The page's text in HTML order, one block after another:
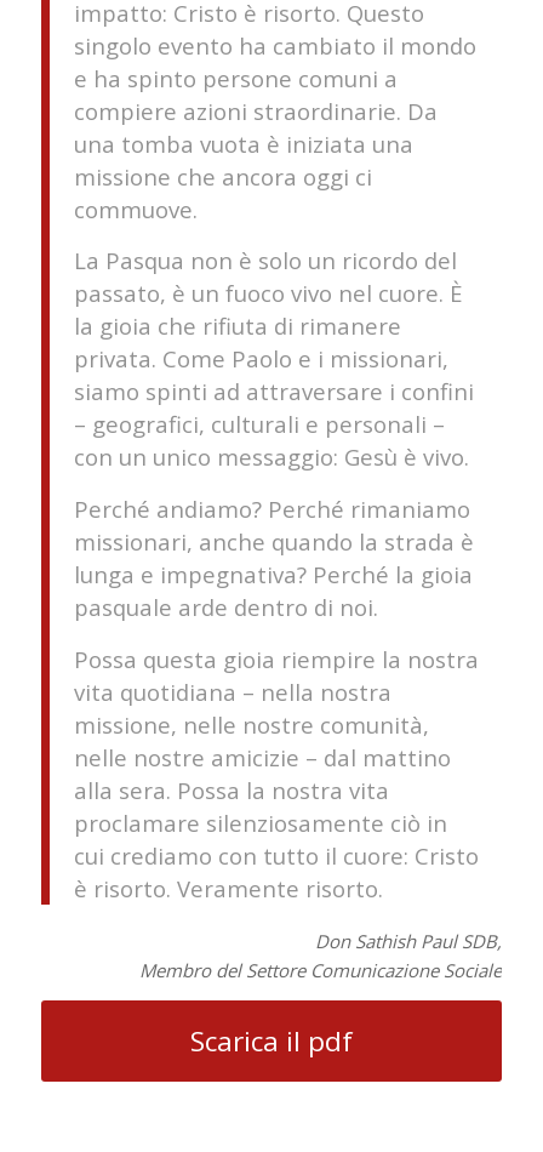
impatto: Cristo è risorto. Questo
singolo evento ha cambiato il mondo
e ha spinto persone comuni a
compiere azioni straordinarie. Da
una tomba vuota è iniziata una
missione che ancora oggi ci
commuove.
La Pasqua non è solo un ricordo del
passato, è un fuoco vivo nel cuore. È
la gioia che rifiuta di rimanere
privata. Come Paolo e i missionari,
siamo spinti ad attraversare i confini
– geografici, culturali e personali –
con un unico messaggio: Gesù è vivo.
Perché andiamo? Perché rimaniamo
missionari, anche quando la strada è
lunga e impegnativa? Perché la gioia
pasquale arde dentro di noi.
Possa questa gioia riempire la nostra
vita quotidiana – nella nostra
missione, nelle nostre comunità,
nelle nostre amicizie – dal mattino
alla sera. Possa la nostra vita
proclamare silenziosamente ciò in
cui crediamo con tutto il cuore: Cristo
è risorto. Veramente risorto.
Don Sathish Paul SDB,
Membro del Settore Comunicazione Sociale
Scarica il pdf